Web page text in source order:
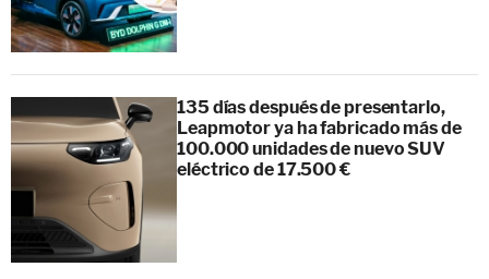
135 días después de presentarlo,
Leapmotor ya ha fabricado más de
100.000 unidades de nuevo SUV
eléctrico de 17.500 €